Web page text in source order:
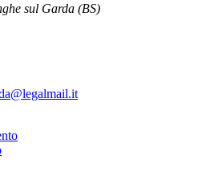
sul Garda (BS)